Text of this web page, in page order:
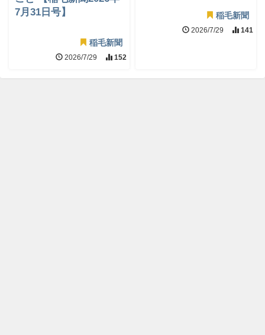
7月31日号】
稲毛新聞
2026/7/29 152
稲毛新聞
2026/7/29 141